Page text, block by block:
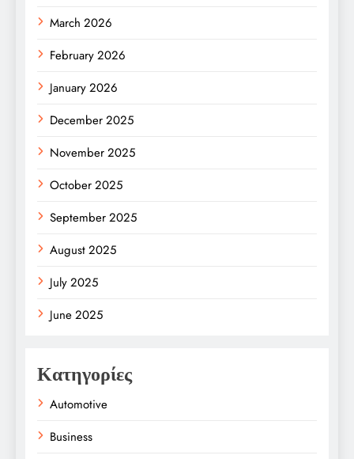
March 2026
February 2026
January 2026
December 2025
November 2025
October 2025
September 2025
August 2025
July 2025
June 2025
Κατηγορίες
Automotive
Business